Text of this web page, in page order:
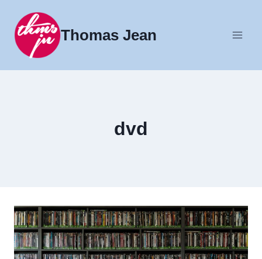
indhold
Thomas Jean
dvd